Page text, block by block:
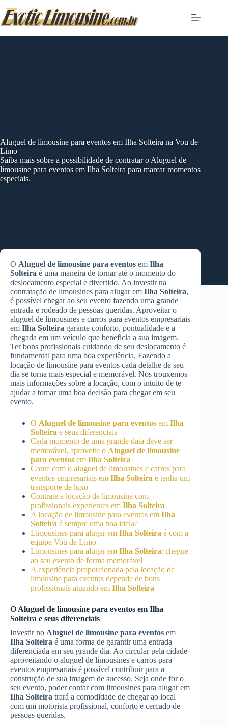
to
content
Aluguel de limousine para eventos em Ilha Solteira na Vou de
Limo
Saiba mais sobre a possibilidade de contratar o Aluguel de
limousine para eventos em Ilha Solteira para marcar momentos
especiais.
O Aluguel de limousine para eventos em Ilha
Solteira é uma maneira de tornar até o momento do
deslocamento especial e divertido. Ao investir na
contratação de limousines para alugar em Ilha Solteira,
é possível chegar ao seu evento fazendo uma grande
entrada e rodeado de pessoas queridas. Aproveitar o
aluguel de limousines e carros para eventos empresariais
em Ilha Solteira garante conforto, pontualidade e a
chegada em um veículo que beneficia a sua imagem.
Ter bons profissionais cuidando de seu deslocamento é
fundamental para uma boa experiência. Fazendo a
locação de limousine para eventos cada detalhe de seu
dia se torna mais especial e memorável. Nós trouxemos
mais informações sobre a locação, com o intuito de te
ajudar a tomar uma boa decisão para chegar em seu
evento.
O Aluguel de limousine para eventos em Ilha
Solteira e seus diferenciais
Cada momento de uma grande data deve ser
memorável, aproveite o Aluguel de limousine
para eventos em Ilha Solteira
Conte com o aluguel de limousines e carros para
eventos empresariais em Ilha Solteira e tenha um
transporte de luxo
Contrate a locação de limousine com
profissionais experientes em Ilha Solteira
A locação de limousine para eventos em Ilha
Solteira é sempre uma boa ideia?
Limousines para alugar em Ilha Solteira é com a
equipe Vou de Limo
Limousines para alugar em Ilha Solteira: chegue
ao seu evento de forma memorável
A experiência proporcionada pela locação de
limousine para eventos depende de bons
profissionais atuando em Ilha Solteira
O Aluguel de limousine para eventos em Ilha
Solteira e seus diferenciais
Investir no Aluguel de limousine para eventos em
Ilha Solteira é uma forma de garantir uma entrada
diferenciada em seu grande dia. Ao circular pela cidade
aproveitando o aluguel de limousines e carros para
eventos empresariais é possível contribuir para a
construção de sua imagem de sucesso. Seja onde for o
seu evento, poder contar com limousines para alugar em
Ilha Solteira trará a comodidade de chegar ao local
com um motorista profissional, conforto e cercado de
pessoas queridas.